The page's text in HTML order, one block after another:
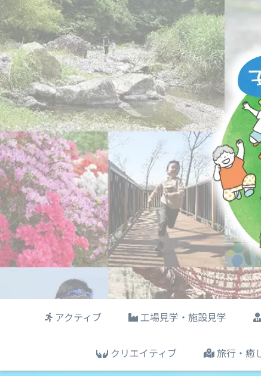
アクティブ 工場見学・施設見学
クリエイティブ 旅行・癒